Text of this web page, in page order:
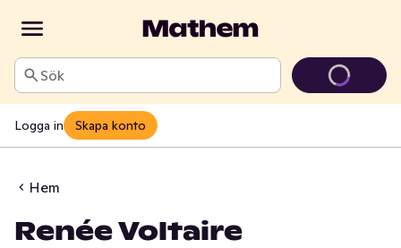
Sök
Logga in Skapa konto
Hem
Renée Voltaire